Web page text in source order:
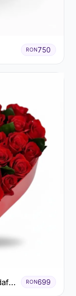
RON750
RON699